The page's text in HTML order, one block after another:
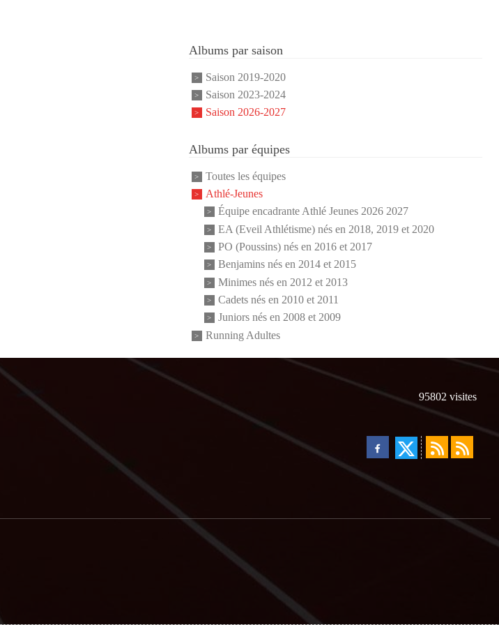
Albums par saison
Saison 2019-2020
Saison 2023-2024
Saison 2026-2027
Albums par équipes
Toutes les équipes
Athlé-Jeunes
Équipe encadrante Athlé Jeunes 2026 2027
EA (Eveil Athlétisme) nés en 2018, 2019 et 2020
PO (Poussins) nés en 2016 et 2017
Benjamins nés en 2014 et 2015
Minimes nés en 2012 et 2013
Cadets nés en 2010 et 2011
Juniors nés en 2008 et 2009
Running Adultes
95802 visites